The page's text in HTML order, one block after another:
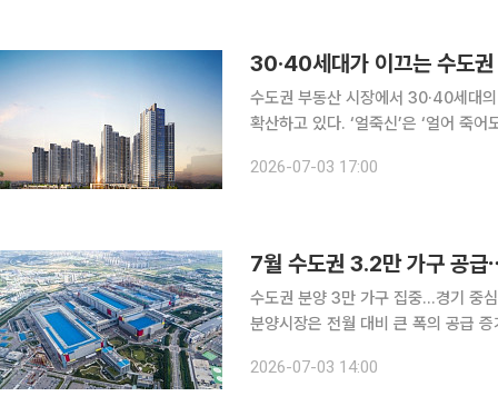
30·40세대가 이끄는 수도
수도권 부동산 시장에서 30·40세대
확산하고 있다. ‘얼죽신’은 ‘얼어 죽
장의 주요 수요층으로 부상하면서 부
2026-07-03 17:00
7월 수도권 3.2만 가구 공급
수도권 분양 3만 가구 집중…경기 중
분양시장은 전월 대비 큰 폭의 공급
동산인포에 따르면 7월 전국 아파트
2026-07-03 14:00